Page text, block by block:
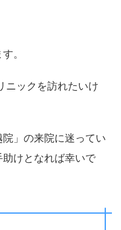
。
ニックを訪れたいけ
院」の来院に迷ってい
けとなれば幸いで